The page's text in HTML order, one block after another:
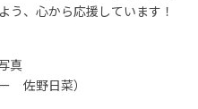
う、心から応援しています！
真
佐野日菜）